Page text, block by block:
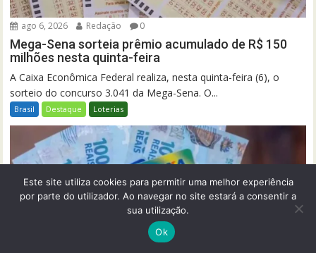
ago 6, 2026 Redação 0
Mega-Sena sorteia prêmio acumulado de R$ 150
milhões nesta quinta-feira
A Caixa Econômica Federal realiza, nesta quinta-feira (6), o
sorteio do concurso 3.041 da Mega-Sena. O...
Brasil Destaque Loterias
Este site utiliza cookies para permitir uma melhor experiência
por parte do utilizador. Ao navegar no site estará a consentir a
sua utilização.
Ok